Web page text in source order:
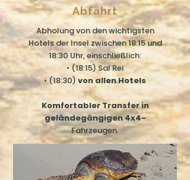
Abfahrt
Abholung von den wichtigsten
Hotels der Insel zwischen 18:15 und
18:30 Uhr, einschließlich:
• (18:15) Sal Rei
• (18:30) von allen Hotels
Komfortabler Transfer in
geländegängigen 4x4-
Fahrzeugen.